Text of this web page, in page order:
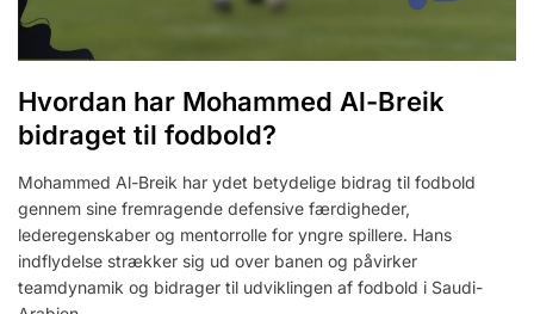
Hvordan har Mohammed Al-Breik
bidraget til fodbold?
Mohammed Al-Breik har ydet betydelige bidrag til fodbold
gennem sine fremragende defensive færdigheder,
lederegenskaber og mentorrolle for yngre spillere. Hans
indflydelse strækker sig ud over banen og påvirker
teamdynamik og bidrager til udviklingen af fodbold i Saudi-